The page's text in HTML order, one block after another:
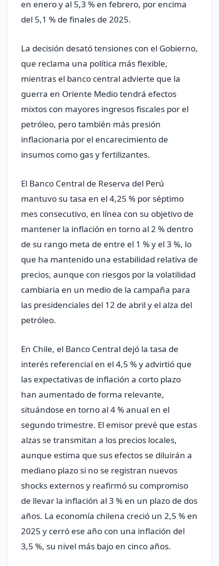
en enero y al 5,3 % en febrero, por encima
del 5,1 % de finales de 2025.
La decisión desató tensiones con el Gobierno,
que reclama una política más flexible,
mientras el banco central advierte que la
guerra en Oriente Medio tendrá efectos
mixtos con mayores ingresos fiscales por el
petróleo, pero también más presión
inflacionaria por el encarecimiento de
insumos como gas y fertilizantes.
El Banco Central de Reserva del Perú
mantuvo su tasa en el 4,25 % por séptimo
mes consecutivo, en línea con su objetivo de
mantener la inflación en torno al 2 % dentro
de su rango meta de entre el 1 % y el 3 %, lo
que ha mantenido una estabilidad relativa de
precios, aunque con riesgos por la volatilidad
cambiaria en un medio de la campaña para
las presidenciales del 12 de abril y el alza del
petróleo.
En Chile, el Banco Central dejó la tasa de
interés referencial en el 4,5 % y advirtió que
las expectativas de inflación a corto plazo
han aumentado de forma relevante,
situándose en torno al 4 % anual en el
segundo trimestre. El emisor prevé que estas
alzas se transmitan a los precios locales,
aunque estima que sus efectos se diluirán a
mediano plazo si no se registran nuevos
shocks externos y reafirmó su compromiso
de llevar la inflación al 3 % en un plazo de dos
años. La economía chilena creció un 2,5 % en
2025 y cerró ese año con una inflación del
3,5 %, su nivel más bajo en cinco años.